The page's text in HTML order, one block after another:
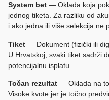
System bet — Oklada koja
jednog tiketa. Za razliku od
i ako jedna ili više selekcija
Tiket — Dokument (fizički ili
U Hrvatskoj, svaki tiket sadrži
potencijalnu isplatu.
Točan rezultat — Oklada na
Visoke kvote jer je točno